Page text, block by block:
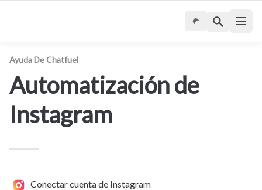
Ayuda De Chatfuel
Automatización de
Instagram
Conectar cuenta de Instagram